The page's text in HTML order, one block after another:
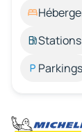
Parkings